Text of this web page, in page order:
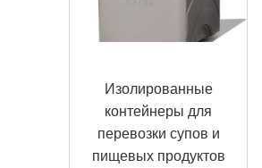
Изолированные
контейнеры для
перевозки супов и
пищевых продуктов